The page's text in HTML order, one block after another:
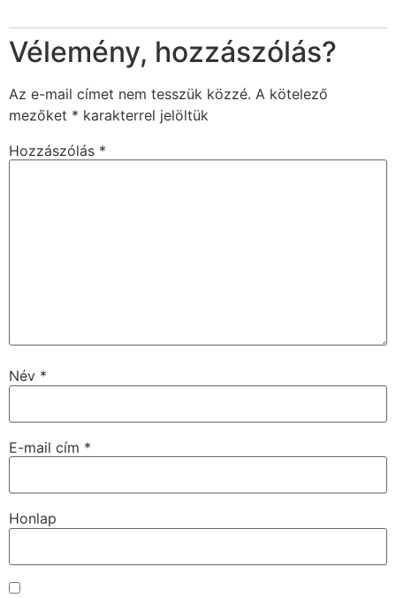
Vélemény, hozzászólás?
Az e-mail címet nem tesszük közzé. A kötelező
mezőket * karakterrel jelöltük
Hozzászólás *
Név *
E-mail cím *
Honlap